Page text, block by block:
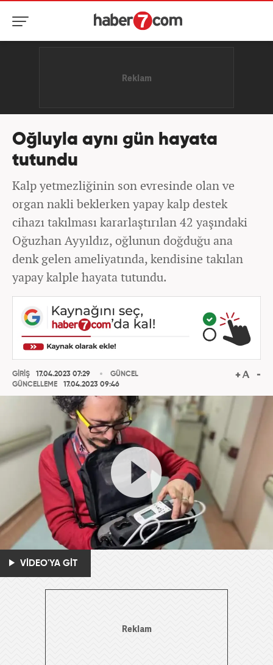
Oğluyla aynı gün hayata
tutundu
Kalp yetmezliğinin son evresinde olan ve
organ nakli beklerken yapay kalp destek
cihazı takılması kararlaştırılan 42 yaşındaki
Oğuzhan Ayyıldız, oğlunun doğduğu ana
denk gelen ameliyatında, kendisine takılan
yapay kalple hayata tutundu.
GİRİŞ
17.04.2023 07:29
GÜNCELLEME
17.04.2023 09:46
GÜNCEL
VİDEO'YA GİT